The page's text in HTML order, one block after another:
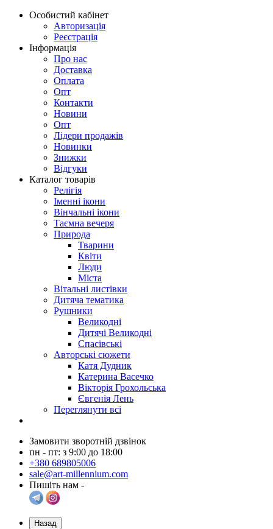
Особистий кабінет
Авторизація
Реєстрація
Інформація
Про нас
Доставка
Оплата
Опт
Контакти
Новини
Опт
Лідери продажів
Новинки
Знижки
Відгуки
Каталог товарів
Релігія
Іменні ікони
Вінчальні ікони
Таємна вечеря
Природа
Тварини
Квіти
Люди
Міста
Вітальні листівки
Дитяча тематика
Рушники
Великодні
Дитячі Великодні
Спасівські
Авторські сюжети
Катя Дудник
Катерина Васечко
Вікторія Грохольська
Євгенія Лень
Переглянути всі
Замовити зворотній дзвінок
пн - пт: з 9:00 до 18:00
+380 689805006
sale@art-millennium.com
Пишіть нам -
Назад